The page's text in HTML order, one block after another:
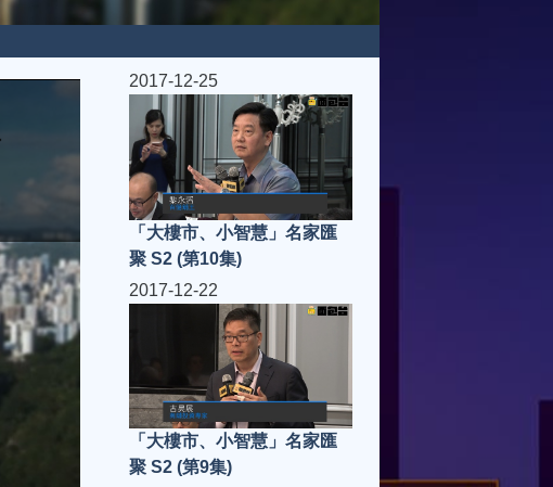
2017-12-25
「大樓市、小智慧」名家匯
聚 S2 (第10集)
2017-12-22
「大樓市、小智慧」名家匯
聚 S2 (第9集)